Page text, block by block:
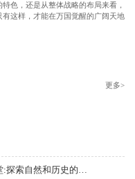
色，还是从整体战略的布局来看，
这样，才能在万国觉醒的广阔天地
更多>
冒险岛白色天堂,冒险岛白色天堂:探索自然和历史的奇妙旅程